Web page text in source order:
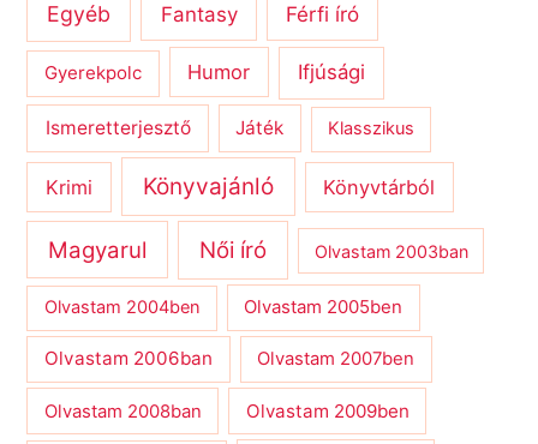
Egyéb Fantasy Férfi író
Gyerekpolc Humor Ifjúsági
Ismeretterjesztő Játék Klasszikus
Krimi Könyvajánló Könyvtárból
Magyarul Női író Olvastam 2003ban
Olvastam 2004ben Olvastam 2005ben
Olvastam 2006ban Olvastam 2007ben
Olvastam 2008ban Olvastam 2009ben